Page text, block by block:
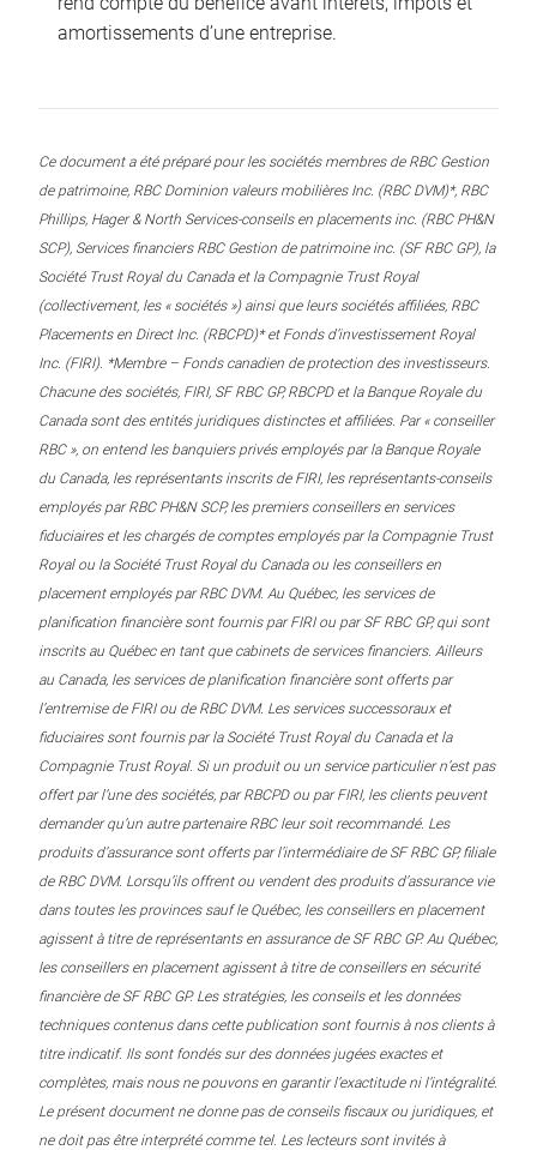
amortissements d’une entreprise.
Ce document a été préparé pour les sociétés membres de RBC Gestion
de patrimoine, RBC Dominion valeurs mobilières Inc. (RBC DVM)*, RBC
Phillips, Hager & North Services-conseils en placements inc. (RBC PH&N
SCP), Services financiers RBC Gestion de patrimoine inc. (SF RBC GP), la
Société Trust Royal du Canada et la Compagnie Trust Royal
(collectivement, les « sociétés ») ainsi que leurs sociétés affiliées, RBC
Placements en Direct Inc. (RBCPD)* et Fonds d’investissement Royal
Inc. (FIRI). *Membre – Fonds canadien de protection des investisseurs.
Chacune des sociétés, FIRI, SF RBC GP, RBCPD et la Banque Royale du
Canada sont des entités juridiques distinctes et affiliées. Par « conseiller
RBC », on entend les banquiers privés employés par la Banque Royale
du Canada, les représentants inscrits de FIRI, les représentants-conseils
employés par RBC PH&N SCP, les premiers conseillers en services
fiduciaires et les chargés de comptes employés par la Compagnie Trust
Royal ou la Société Trust Royal du Canada ou les conseillers en
placement employés par RBC DVM. Au Québec, les services de
planification financière sont fournis par FIRI ou par SF RBC GP, qui sont
inscrits au Québec en tant que cabinets de services financiers. Ailleurs
au Canada, les services de planification financière sont offerts par
l’entremise de FIRI ou de RBC DVM. Les services successoraux et
fiduciaires sont fournis par la Société Trust Royal du Canada et la
Compagnie Trust Royal. Si un produit ou un service particulier n’est pas
offert par l’une des sociétés, par RBCPD ou par FIRI, les clients peuvent
demander qu’un autre partenaire RBC leur soit recommandé. Les
produits d’assurance sont offerts par l’intermédiaire de SF RBC GP, filiale
de RBC DVM. Lorsqu’ils offrent ou vendent des produits d’assurance vie
dans toutes les provinces sauf le Québec, les conseillers en placement
agissent à titre de représentants en assurance de SF RBC GP. Au Québec,
les conseillers en placement agissent à titre de conseillers en sécurité
financière de SF RBC GP. Les stratégies, les conseils et les données
techniques contenus dans cette publication sont fournis à nos clients à
titre indicatif. Ils sont fondés sur des données jugées exactes et
complètes, mais nous ne pouvons en garantir l’exactitude ni l’intégralité.
Le présent document ne donne pas de conseils fiscaux ou juridiques, et
ne doit pas être interprété comme tel. Les lecteurs sont invités à